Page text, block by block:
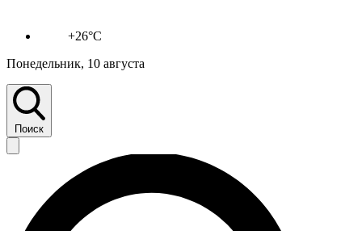
+26°C
Понедельник, 10 августа
Поиск